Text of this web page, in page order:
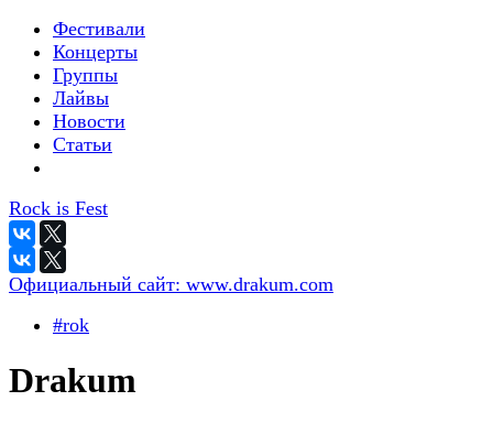
Фестивали
Концерты
Группы
Лайвы
Новости
Статьи
Rock is Fest
Официальный сайт: www.drakum.com
#rok
Drakum